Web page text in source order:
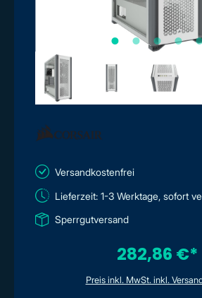
Versandkostenfrei
Lieferzeit: 1-3 Werktage, sofort
Sperrgutversand
282,86 €*
Preis inkl. MwSt. inkl.